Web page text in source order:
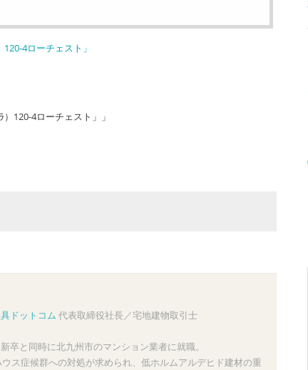
4ローチェスト」
120-4ローチェスト」」
ドットコム 代表取締役社長／宅地建物取引士
卒と同時に北九州市のマンション業者に就職。
ス症候群への対処が求められ、低ホルムアルデヒド建材の重